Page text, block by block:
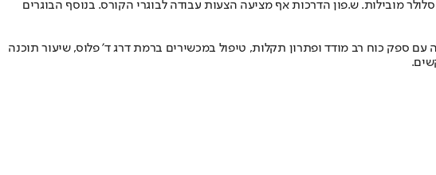
מובילות. ש.פון הדרכות אף מציעה הצעות עבודה לבוגרי הקורס. בנוסף הבוגרים
כוח רב מודד ופתרון תקלות, טיפול במכשירים ברמת דרג ד’ פלוס, שיעור תוכנה